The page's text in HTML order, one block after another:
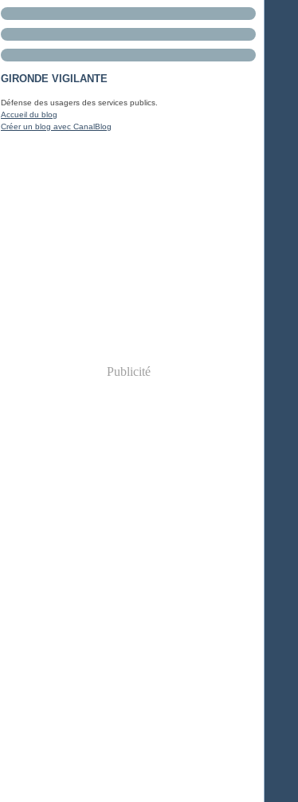
GIRONDE VIGILANTE
Défense des usagers des services publics.
Accueil du blog
Créer un blog avec CanalBlog
Publicité